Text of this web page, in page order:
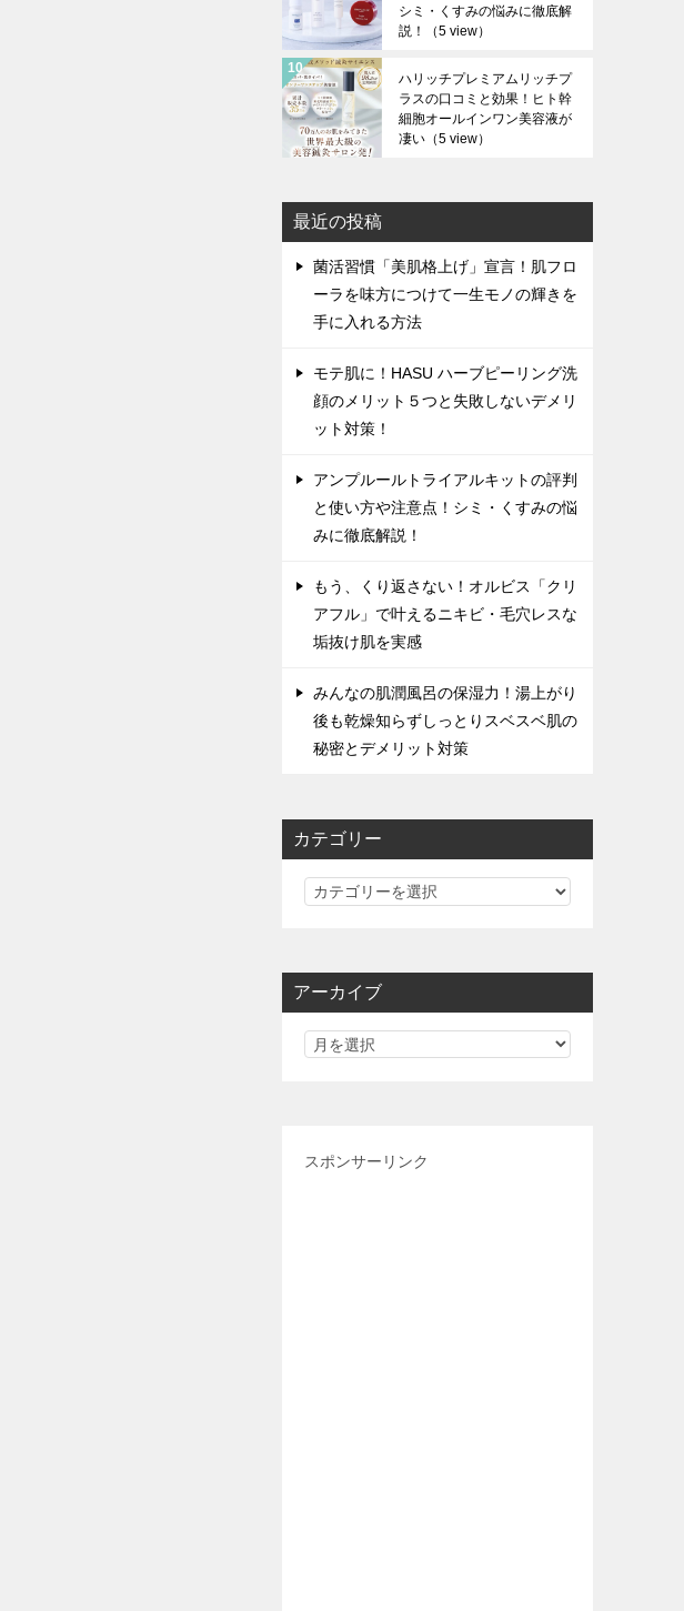
シミ・くすみの悩みに徹底解
説！
（5 view）
ハリッチプレミアムリッチプ
ラスの口コミと効果！ヒト幹
細胞オールインワン美容液が
凄い （5 view）
最近の投稿
菌活習慣「美肌格上げ」宣言！肌フロ
ーラを味方につけて一生モノの輝きを
手に入れる方法
モテ肌に！HASU ハーブピーリング洗
顔のメリット５つと失敗しないデメリ
ット対策！
アンプルールトライアルキットの評判
と使い方や注意点！シミ・くすみの悩
みに徹底解説！
もう、くり返さない！オルビス「クリ
アフル」で叶えるニキビ・毛穴レスな
垢抜け肌を実感
みんなの肌潤風呂の保湿力！湯上がり
後も乾燥知らずしっとりスベスベ肌の
秘密とデメリット対策
カテゴリー
カ
リ
アーカイブ
スポンサーリンク